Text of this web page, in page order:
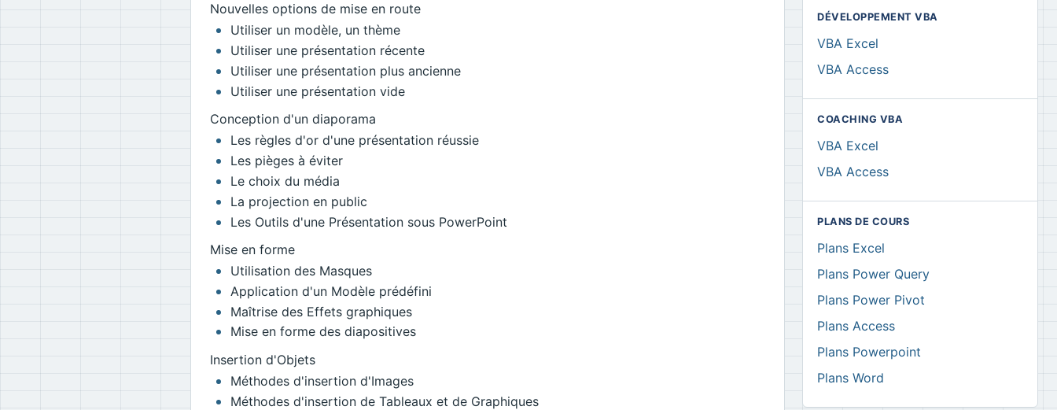
Nouvelles options de mise en route
Utiliser un modèle, un thème
Utiliser une présentation récente
Utiliser une présentation plus ancienne
Utiliser une présentation vide
Conception d'un diaporama
Les règles d'or d'une présentation réussie
Les pièges à éviter
Le choix du média
La projection en public
Les Outils d'une Présentation sous PowerPoint
Mise en forme
Utilisation des Masques
Application d'un Modèle prédéfini
Maîtrise des Effets graphiques
Mise en forme des diapositives
Insertion d'Objets
Méthodes d'insertion d'Images
Méthodes d'insertion de Tableaux et de Graphiques
DÉVELOPPEMENT VBA
VBA Excel
VBA Access
COACHING VBA
VBA Excel
VBA Access
PLANS DE COURS
Plans Excel
Plans Power Query
Plans Power Pivot
Plans Access
Plans Powerpoint
Plans Word